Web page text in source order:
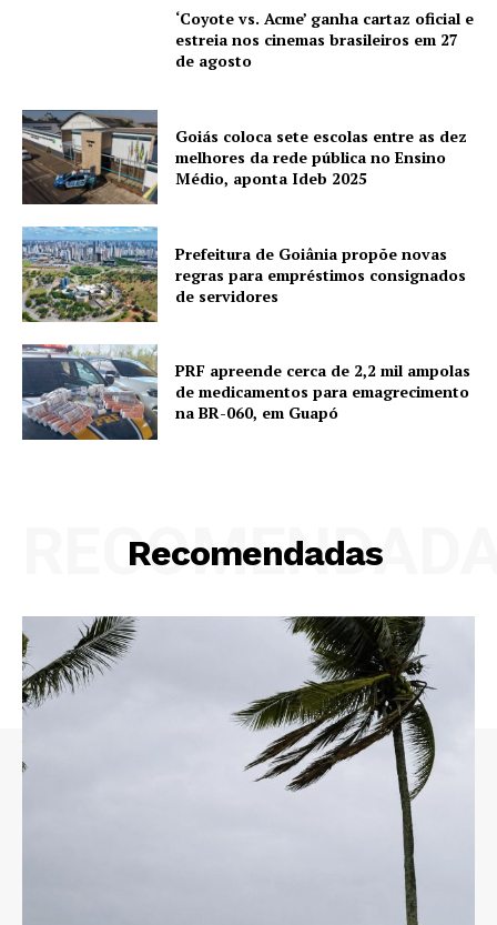
‘Coyote vs. Acme’ ganha cartaz oficial e
estreia nos cinemas brasileiros em 27
de agosto
Goiás coloca sete escolas entre as dez
melhores da rede pública no Ensino
Médio, aponta Ideb 2025
Prefeitura de Goiânia propõe novas
regras para empréstimos consignados
de servidores
PRF apreende cerca de 2,2 mil ampolas
de medicamentos para emagrecimento
na BR-060, em Guapó
Recomendadas